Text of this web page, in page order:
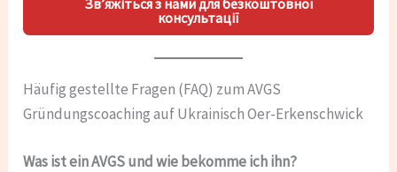
консультації
Häufig gestellte Fragen (FAQ) zum AVGS
Gründungscoaching auf Ukrainisch Oer-Erkenschwick
Was ist ein AVGS und wie bekomme ich ihn?